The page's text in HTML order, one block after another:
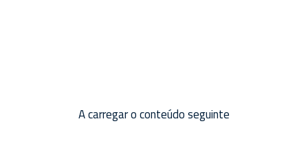
A carregar o conteúdo seguinte